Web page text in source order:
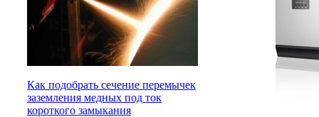
Как подобрать сечение перемычек
заземления медных под ток
короткого замыкания